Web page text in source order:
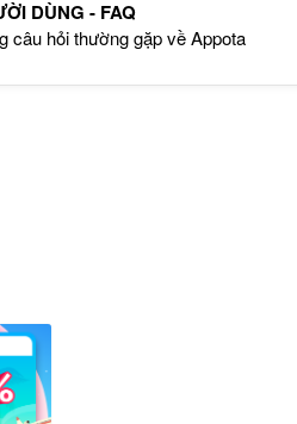
DÙNG - FAQ
câu hỏi thường gặp về Appota